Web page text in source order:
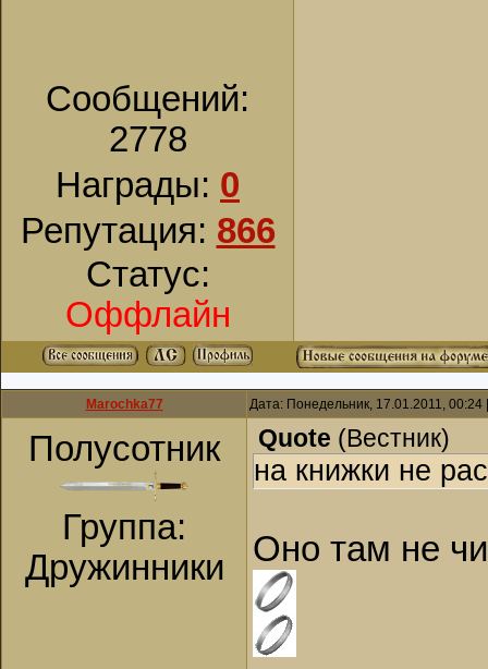
Сообщений:
2778
Награды: 0
Репутация: 866
Статус:
Оффлайн
Marochka77 Дата: Понедельник, 17.01.2011,
Полусотник
Группа:
Дружинники
Quote (Вестник)
на книжки не
Оно там не